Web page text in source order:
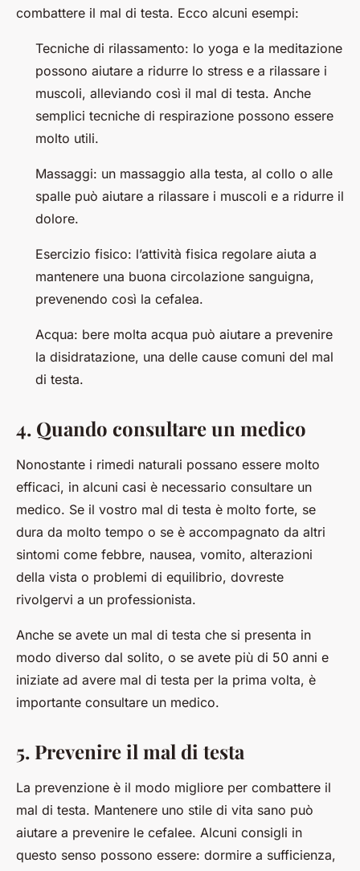
combattere il mal di testa. Ecco alcuni esempi:
Tecniche di rilassamento: lo yoga e la meditazione
possono aiutare a ridurre lo stress e a rilassare i
muscoli, alleviando così il mal di testa. Anche
semplici tecniche di respirazione possono essere
molto utili.
Massaggi: un massaggio alla testa, al collo o alle
spalle può aiutare a rilassare i muscoli e a ridurre il
dolore.
Esercizio fisico: l’attività fisica regolare aiuta a
mantenere una buona circolazione sanguigna,
prevenendo così la cefalea.
Acqua: bere molta acqua può aiutare a prevenire
la disidratazione, una delle cause comuni del mal
di testa.
4. Quando consultare un medico
Nonostante i rimedi naturali possano essere molto
efficaci, in alcuni casi è necessario consultare un
medico. Se il vostro mal di testa è molto forte, se
dura da molto tempo o se è accompagnato da altri
sintomi come febbre, nausea, vomito, alterazioni
della vista o problemi di equilibrio, dovreste
rivolgervi a un professionista.
Anche se avete un mal di testa che si presenta in
modo diverso dal solito, o se avete più di 50 anni e
iniziate ad avere mal di testa per la prima volta, è
importante consultare un medico.
5. Prevenire il mal di testa
La prevenzione è il modo migliore per combattere il
mal di testa. Mantenere uno stile di vita sano può
aiutare a prevenire le cefalee. Alcuni consigli in
questo senso possono essere: dormire a sufficienza,